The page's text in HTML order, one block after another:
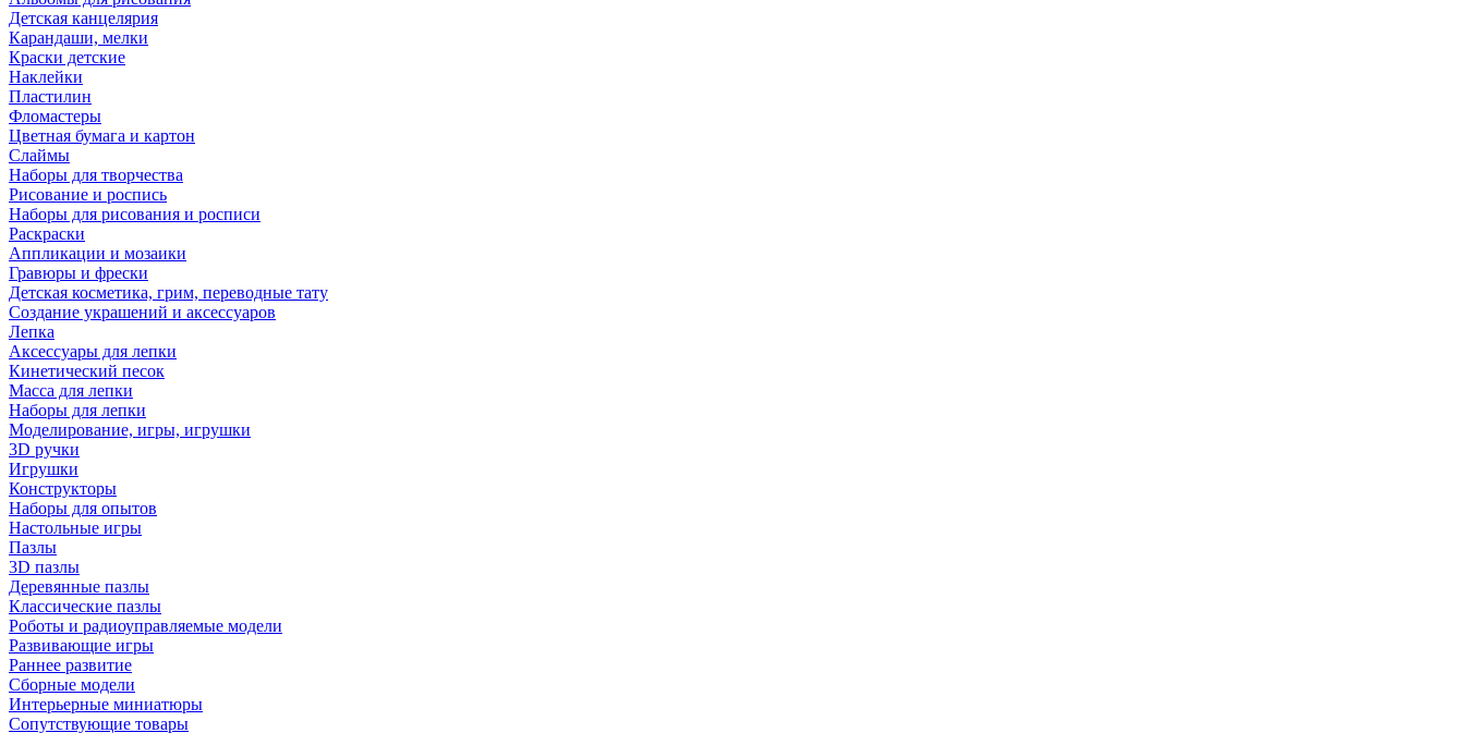
Детская канцелярия
Карандаши, мелки
Краски детские
Наклейки
Пластилин
Фломастеры
Цветная бумага и картон
Слаймы
Наборы для творчества
Рисование и роспись
Наборы для рисования и росписи
Раскраски
Аппликации и мозаики
Гравюры и фрески
Детская косметика, грим, переводные тату
Создание украшений и аксессуаров
Лепка
Аксессуары для лепки
Кинетический песок
Масса для лепки
Наборы для лепки
Моделирование, игры, игрушки
3D ручки
Игрушки
Конструкторы
Наборы для опытов
Настольные игры
Пазлы
3D пазлы
Деревянные пазлы
Классические пазлы
Роботы и радиоуправляемые модели
Развивающие игры
Раннее развитие
Сборные модели
Интерьерные миниатюры
Сопутствующие товары